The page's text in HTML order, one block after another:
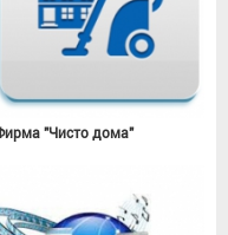
"Чисто дома"